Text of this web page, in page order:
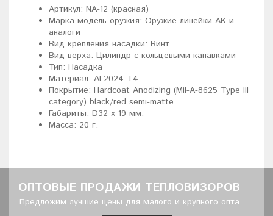
Артикул: NA-12 (красная)
Марка-модель оружия: Оружие линейки AK и
аналоги
Вид крепления насадки: Винт
Вид верха: Цилиндр с кольцевыми канавками
Тип: Насадка
Материал: AL2024-T4
Покрытие: Hardcoat Anodizing (Mil-A-8625 Type III
category) black/red semi-matte
Габариты: D32 x 19 мм.
Масса: 20 г.
ОПТОВЫЕ ПРОДАЖИ ТЕПЛОВИЗОРОВ
Предложим лучшие цены для малого и крупного опта